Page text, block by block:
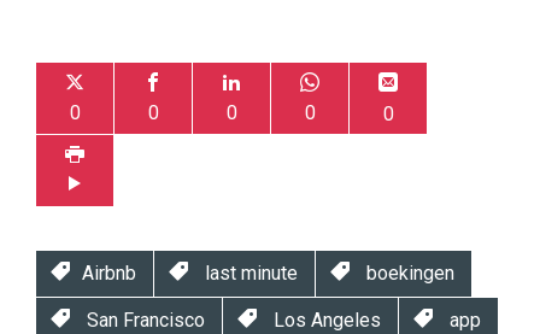
0 0 0 0 0
Airbnb last minute boekingen
San Francisco Los Angeles app